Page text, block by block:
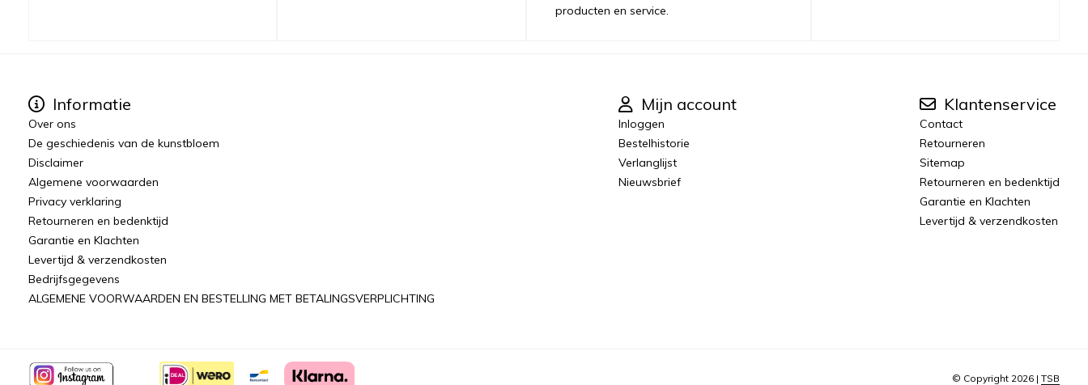
producten en service.
Informatie
Over ons
De geschiedenis van de kunstbloem
Disclaimer
Algemene voorwaarden
Privacy verklaring
Retourneren en bedenktijd
Garantie en Klachten
Levertijd & verzendkosten
Bedrijfsgegevens
ALGEMENE VOORWAARDEN EN BESTELLING MET BETALINGSVERPLICHTING
Mijn account
Inloggen
Bestelhistorie
Verlanglijst
Nieuwsbrief
Klantenservice
Contact
Retourneren
Sitemap
Retourneren en bedenktijd
Garantie en Klachten
Levertijd & verzendkosten
© Copyright 2026 | TSB